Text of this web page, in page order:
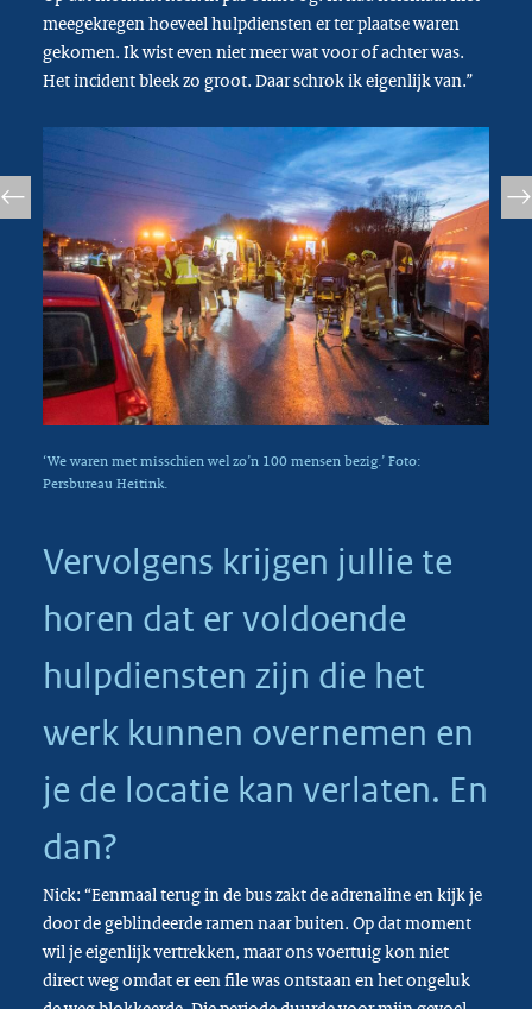
meegekregen hoeveel hulpdiensten er ter plaatse waren
gekomen. Ik wist even niet meer wat voor of achter was.
Het incident bleek zo groot. Daar schrok ik eigenlijk van.”
‘We waren met misschien wel zo’n 100 mensen bezig.’ Foto:
Persbureau Heitink.
Vervolgens krijgen jullie te
horen dat er voldoende
hulpdiensten zijn die het
werk kunnen overnemen en
je de locatie kan verlaten. En
dan?
Nick: “Eenmaal terug in de bus zakt de adrenaline en kijk je
door de geblindeerde ramen naar buiten. Op dat moment
wil je eigenlijk vertrekken, maar ons voertuig kon niet
direct weg omdat er een file was ontstaan en het ongeluk